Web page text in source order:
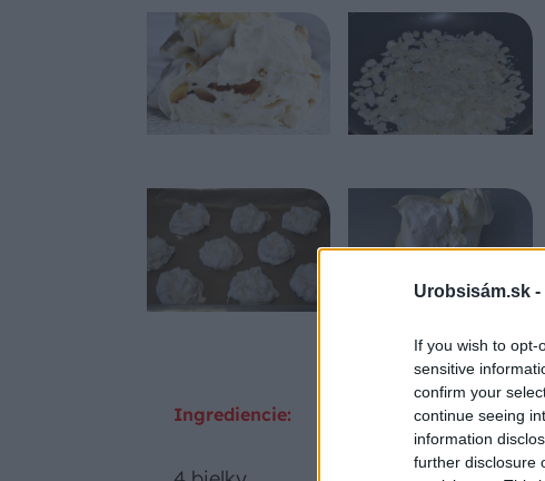
Urobsisám.sk -
If you wish to
sensitive
confirm your
continue seeing
information
further disclosure
Ingrediencie: